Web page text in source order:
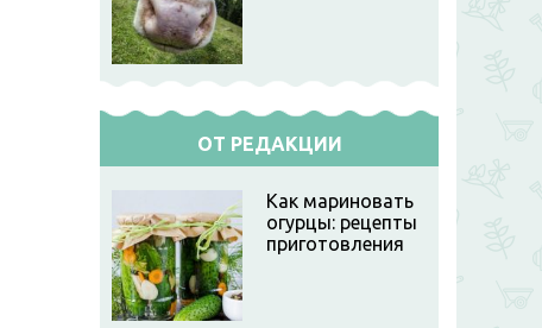
ОТ РЕДАКЦИИ
Как мариновать
огурцы: рецепты
приготовления